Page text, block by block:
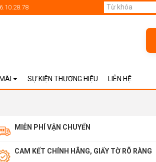
SỰ KIỆN THƯƠNG HIỆU LIÊN HỆ
MIỄN PHÍ VẬN CHUYỂN
CAM KẾT CHÍNH HÃNG, GIẤY TỜ RÕ RÀNG